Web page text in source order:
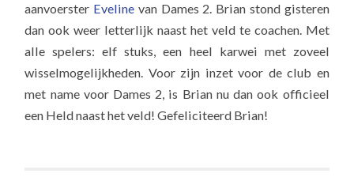
aanvoerster Eveline van Dames 2. Brian stond gisteren
dan ook weer letterlijk naast het veld te coachen. Met
alle spelers: elf stuks, een heel karwei met zoveel
wisselmogelijkheden. Voor zijn inzet voor de club en
met name voor Dames 2, is Brian nu dan ook officieel
een Held naast het veld! Gefeliciteerd Brian!